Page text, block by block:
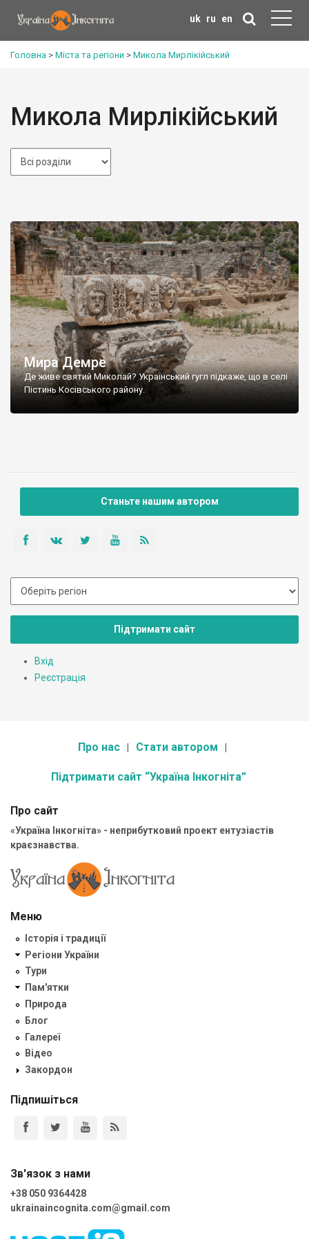
uk ru en
Головна > Міста та регіони > Микола Мирлікійський
Микола Мирлікійський
Мира Демре
Де живе святий Миколай? Український гугл підкаже, що в селі
Пістинь Косівського району.
Станьте нашим автором
Підтримати сайт
Вхід
Реєстрація
Про нас Стати автором
Підтримати сайт “Україна Інкогніта”
Про сайт
«Україна Інкогніта» - неприбутковий проект ентузіастів
краєзнавства.
Меню
Історія і традиції
Регіони України
Тури
Пам'ятки
Природа
Блог
Галереї
Відео
Закордон
Підпишіться
Зв'язок з нами
+38 050 9364428
ukrainaincognita.com@gmail.com